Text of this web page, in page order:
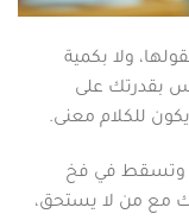
ولا بكمية
بقدرتك على
للكلام معنى.
وتسقط في فخ
مع من لا يستحق،